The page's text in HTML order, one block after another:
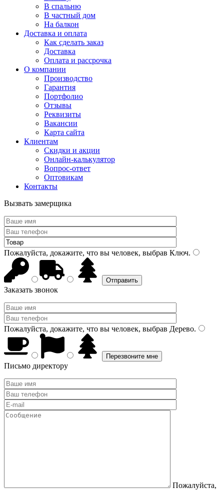
В спальню
В частный дом
На балкон
Доставка и оплата
Как сделать заказ
Доставка
Оплата и рассрочка
О компании
Производство
Гарантия
Портфолио
Отзывы
Реквизиты
Вакансии
Карта сайта
Клиентам
Скидки и акции
Онлайн-калькулятор
Вопрос-ответ
Оптовикам
Контакты
Вызвать замерщика
Пожалуйста, докажите, что вы человек, выбрав Ключ.
Заказать звонок
Пожалуйста, докажите, что вы человек, выбрав Дерево.
Письмо директору
Пожалуйста,